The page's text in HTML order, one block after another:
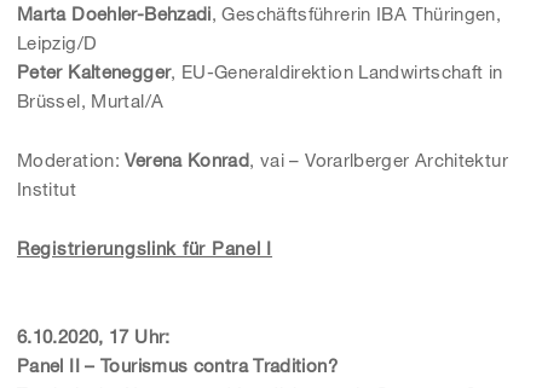
Marta Doehler-Behzadi, Geschäftsführerin IBA Thüringen,
Leipzig/D
Peter Kaltenegger, EU-Generaldirektion Landwirtschaft in
Brüssel, Murtal/A
Moderation:Verena Konrad, vai – Vorarlberger Architektur
Institut
Registrierungslink für Panel I
6.10.2020, 17 Uhr:
Panel II – Tourismus contra Tradition?